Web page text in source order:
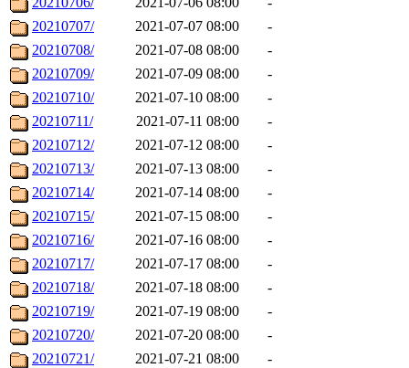
20210707/
2021-07-07 08:00
-
20210708/
2021-07-08 08:00
-
20210709/
2021-07-09 08:00
-
20210710/
2021-07-10 08:00
-
20210711/
2021-07-11 08:00
-
20210712/
2021-07-12 08:00
-
20210713/
2021-07-13 08:00
-
20210714/
2021-07-14 08:00
-
20210715/
2021-07-15 08:00
-
20210716/
2021-07-16 08:00
-
20210717/
2021-07-17 08:00
-
20210718/
2021-07-18 08:00
-
20210719/
2021-07-19 08:00
-
20210720/
2021-07-20 08:00
-
20210721/
2021-07-21 08:00
-